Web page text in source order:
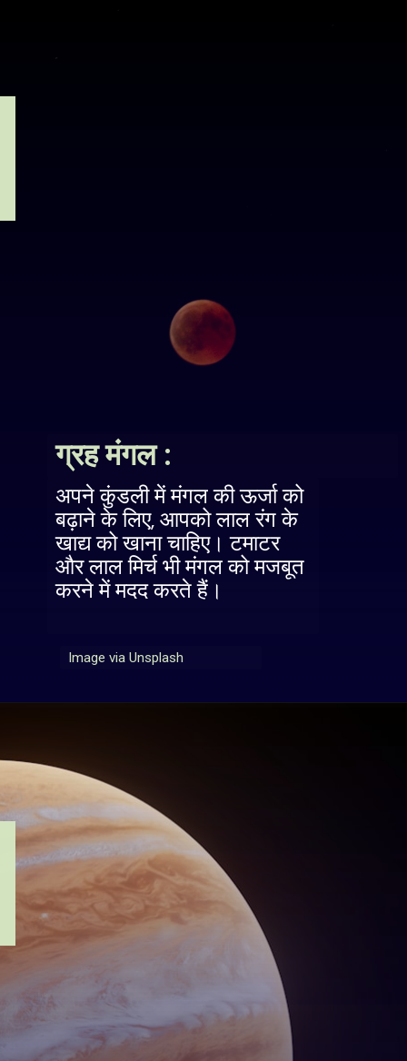
Image via Unsplash
अपने कुंडली में मंगल की ऊर्जा को
बढ़ाने के लिए, आपको लाल रंग के
खाद्य को खाना चाहिए। टमाटर
और लाल मिर्च भी मंगल को मजबूत
करने में मदद करते हैं।
ग्रह मंगल :